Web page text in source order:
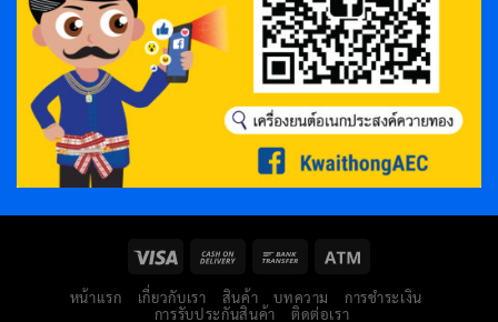
หน้าแรก เกี่ยวกับเรา สินค้า บทความ
การชำระเงิน
การรับประกันสินค้า
ติดต่อเรา